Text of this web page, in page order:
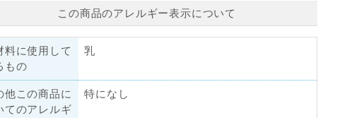
この商品のアレルギー表示について
料に使用して
もの
乳
他この商品に
てのアレルギ
特になし